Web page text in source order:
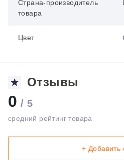
Страна-производитель
товара
Цвет
Отзывы
0 / 5
средний рейтинг товара
+ Добавить